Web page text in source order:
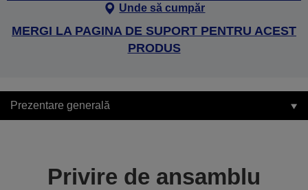
Unde să cumpăr
MERGI LA PAGINA DE SUPORT PENTRU ACEST
PRODUS
Prezentare generală
Privire de ansamblu